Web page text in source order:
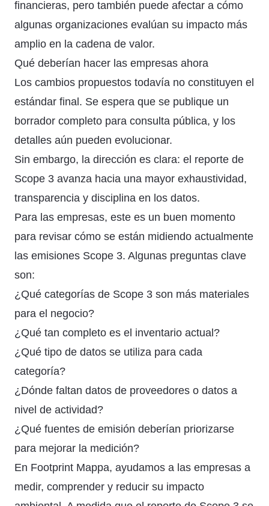
financieras, pero también puede afectar a cómo
algunas organizaciones evalúan su impacto más
amplio en la cadena de valor.
Qué deberían hacer las empresas ahora
Los cambios propuestos todavía no constituyen el
estándar final. Se espera que se publique un
borrador completo para consulta pública, y los
detalles aún pueden evolucionar.
Sin embargo, la dirección es clara: el reporte de
Scope 3 avanza hacia una mayor exhaustividad,
transparencia y disciplina en los datos.
Para las empresas, este es un buen momento
para revisar cómo se están midiendo actualmente
las emisiones Scope 3. Algunas preguntas clave
son:
¿Qué categorías de Scope 3 son más materiales
para el negocio?
¿Qué tan completo es el inventario actual?
¿Qué tipo de datos se utiliza para cada
categoría?
¿Dónde faltan datos de proveedores o datos a
nivel de actividad?
¿Qué fuentes de emisión deberían priorizarse
para mejorar la medición?
En Footprint Mappa, ayudamos a las empresas a
medir, comprender y reducir su impacto